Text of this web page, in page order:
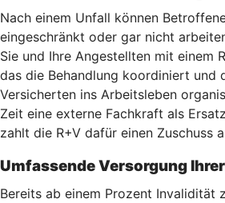
Nach einem Unfall können
eingeschränkt oder gar nicht
Sie und Ihre Angestellten mit einem
das die Behandlung koordiniert und
Versicherten ins Arbeitsleben
Zeit eine externe Fachkraft als
zahlt die R+V dafür einen Zuschuss
Umfassende Versorgung
Bereits ab einem Prozent Invalidität